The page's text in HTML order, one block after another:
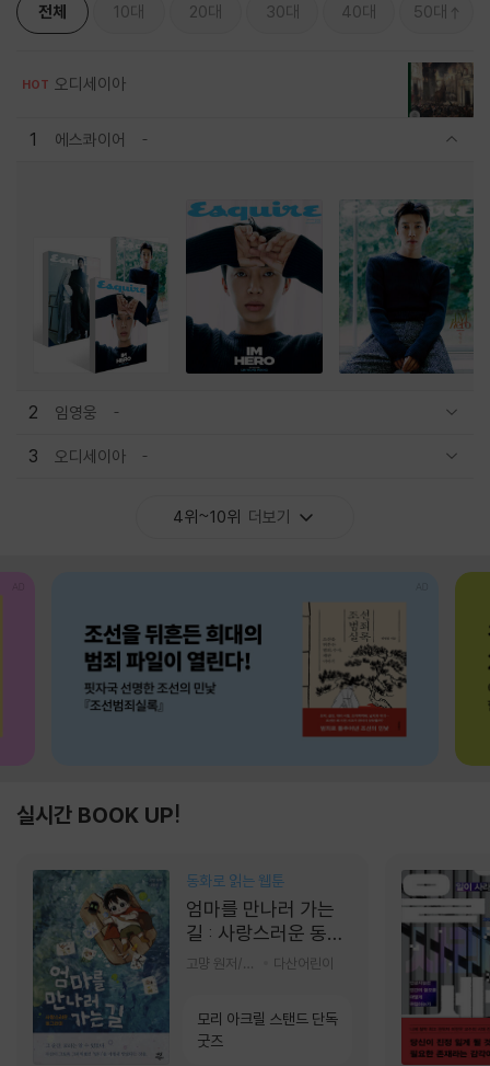
전체 10대 20대 30대 40대 50대
HOT 오디세이아
1 에스콰이어
2 임영웅
3 오디세이아
4위~10위 더보기
실시간 BOOK UP!
동화로 읽는 웹툰
엄마를 만나러 가는
길 : 사랑스러운 동그
라미
다산어린이
모리 아크릴 스탠드 단독
굿즈